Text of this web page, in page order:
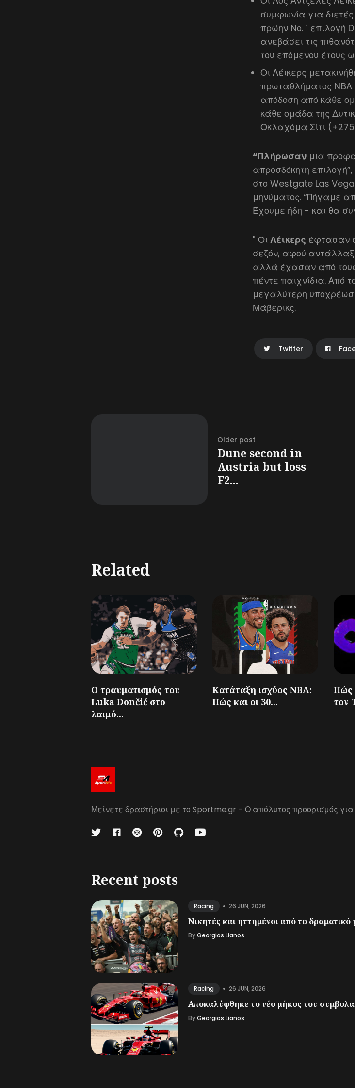
συμφωνία για
πρώην Νο. 1 επιλογή
ανεβάσει τις
του επόμενου έτους
Οι Λέικερς
πρωταθλήματος ΝΒΑ
απόδοση από κάθε
κάθε ομάδα της
Οκλαχόμα Σίτι
“Πλήρωσαν μια
απροσδόκητη
στο Westgate Las
μηνύματος. “Πήγαμε
Έχουμε ήδη - και θα
" ΟιΛέικερς έφτασαν
σεζόν, αφού
αλλά έχασαν από
πέντε παιχνίδια. Από
μεγαλύτερη
Μάβερικς.
Twitter
Older post
Dune second in
Austria but loss
F2...
Related
Ο τραυματισμός του
Luka Dončić στο
λαιμό...
Κατάταξη ισχύος NBA:
Πώς και οι 30...
Πώς
τον
Μείνετε δραστήριοι με το Sportme.gr – Ο απόλυτος προορισμός
Recent posts
Racing • 26 JUN, 2026
Νικητές και ηττημένοι από το δραματικό
ByGeorgios Lianos
Racing • 26 JUN, 2026
Αποκαλύφθηκε το νέο μήκος του
ByGeorgios Lianos